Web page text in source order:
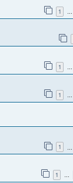
1 …
1 …
1 …
1
1 …